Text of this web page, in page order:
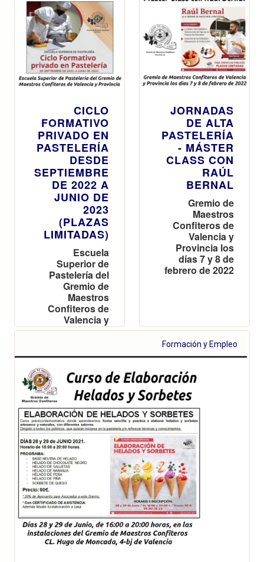
CICLO
FORMATIVO
PRIVADO EN
PASTELERÍA
DESDE
SEPTIEMBRE
DE 2022 A
JUNIO DE
2023
(PLAZAS
LIMITADAS)
Escuela
Superior de
Pastelería del
Gremio de
Maestros
Confiteros de
Valencia y
Provincia
JORNADAS
DE ALTA
PASTELERÍA
- MÁSTER
CLASS CON
RAÚL
BERNAL
Gremio de
Maestros
Confiteros de
Valencia y
Provincia los
días 7 y 8 de
febrero de 2022
Formación y Empleo